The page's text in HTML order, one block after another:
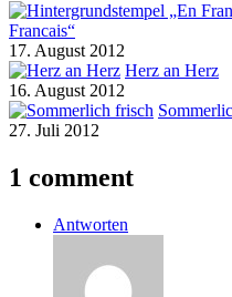
Francais“
17. August 2012
Herz an Herz
16. August 2012
27. Juli 2012
1 comment
Antworten